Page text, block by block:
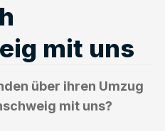
mit uns
über ihren Umzug
mit uns?